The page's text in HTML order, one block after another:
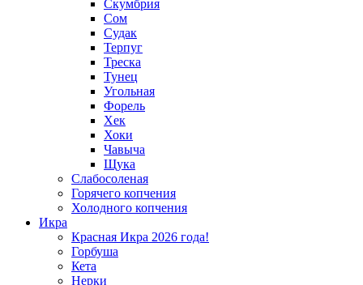
Скумбрия
Сом
Судак
Терпуг
Треска
Тунец
Угольная
Форель
Хек
Хоки
Чавыча
Щука
Слабосоленая
Горячего копчения
Холодного копчения
Икра
Красная Икра 2026 года!
Горбуша
Кета
Нерки